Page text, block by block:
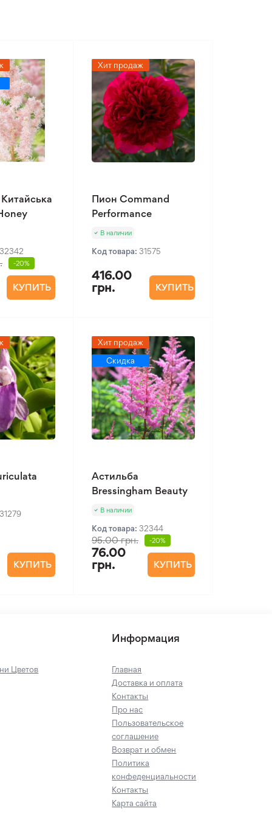
32342
-20%
КУПИТЬ
Хит продаж
Пион Command
Performance
В наличии
Код товара: 31575
416.00
грн.
КУПИТЬ
31279
КУПИТЬ
Хит продаж
Скидка
Астильба
Bressingham Beauty
В наличии
Код товара: 32344
95.00 грн. -20%
76.00
грн.
КУПИТЬ
Цветов
Информация
Главная
Доставка и оплата
Контакты
Про нас
Пользовательское
соглашение
Возврат и обмен
Политика
конфеденциальности
Контакты
Карта сайта